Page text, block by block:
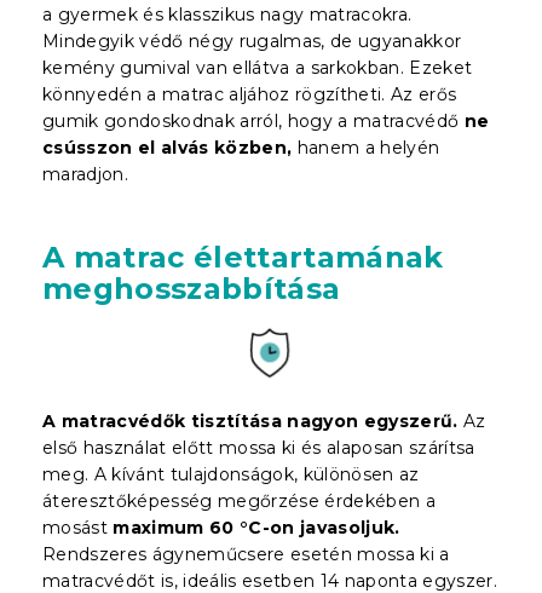
a gyermek és klasszikus nagy matracokra.
Mindegyik védő négy rugalmas, de ugyanakkor
kemény gumival van ellátva a sarkokban. Ezeket
könnyedén a matrac aljához rögzítheti. Az erős
gumik gondoskodnak arról, hogy a matracvédő ne
csússzon el alvás közben, hanem a helyén
maradjon.
A matrac élettartamának
meghosszabbítása
A matracvédők tisztítása nagyon egyszerű. Az
első használat előtt mossa ki és alaposan szárítsa
meg. A kívánt tulajdonságok, különösen az
áteresztőképesség megőrzése érdekében a
mosást maximum 60 °C-on javasoljuk.
Rendszeres ágyneműcsere esetén mossa ki a
matracvédőt is, ideális esetben 14 naponta egyszer.